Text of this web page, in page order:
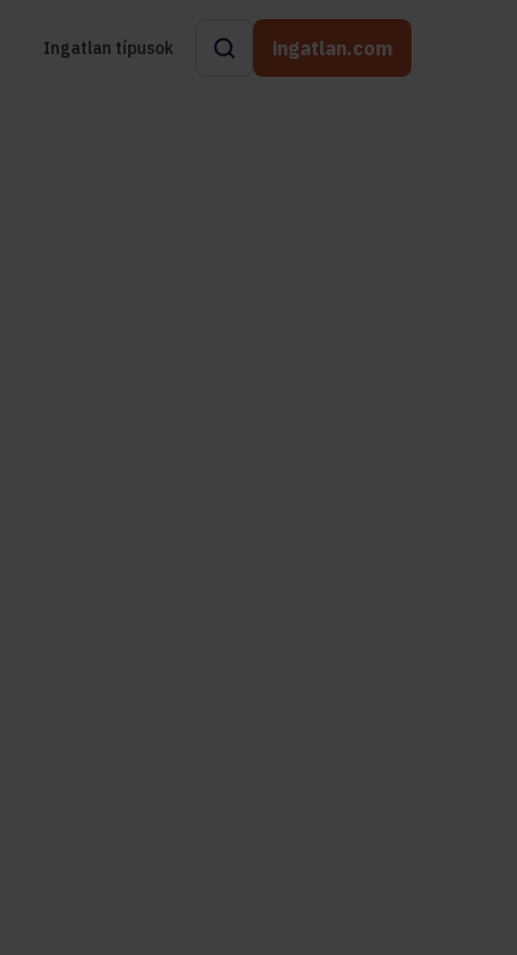
Ingatlan típusok ingatlan.com